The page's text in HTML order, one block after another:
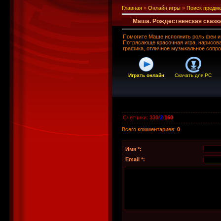
Главная » Онлайн игры » Поиск
Маша. Рождественская
Помогите Маше исполнить роль феи
Потрясающе красочная игра,
графика, отличное музыкальное
Играть онлайн Скачать для PC
Счетчики: 330/2/160
Всего комментариев: 0
Имя *:
Email *: